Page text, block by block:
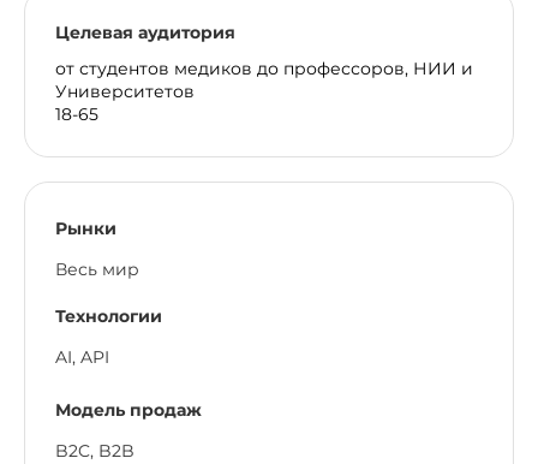
Целевая аудитория
от студентов медиков до профессоров, НИИ и
Университетов
18-65
Рынки
Весь мир
Технологии
AI, API
Модель продаж
B2C, B2B